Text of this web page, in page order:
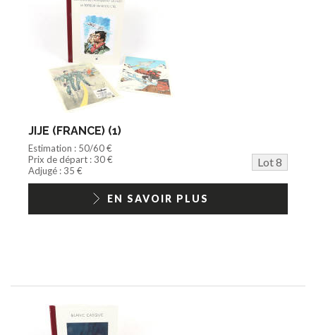
JIJE (FRANCE) (1)
Estimation : 50/60 €
Prix de départ : 30 €
Lot 8
Adjugé : 35 €
EN SAVOIR PLUS